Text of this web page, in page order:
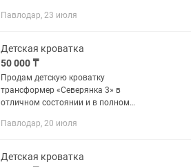
белья, ничего более не предлагать
Павлодар, 23 июля
Детская кроватка
50 000 ₸
Продам детскую кроватку
трансформер «Северянка 3» в
отличном состоянии и в полном
койрой: круглый (новый) и
будет удобно для ребенка),...
Павлодар, 20 июля
Детская кроватка